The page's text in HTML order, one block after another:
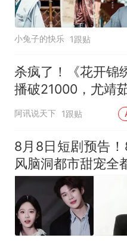
小兔子的快乐 1跟贴
杀疯了！《花开锦
播破21000，尤靖
嵘惊艳，女配封神
阿讯说天下 1跟贴
8月8日短剧预告
风脑洞都市甜宠全